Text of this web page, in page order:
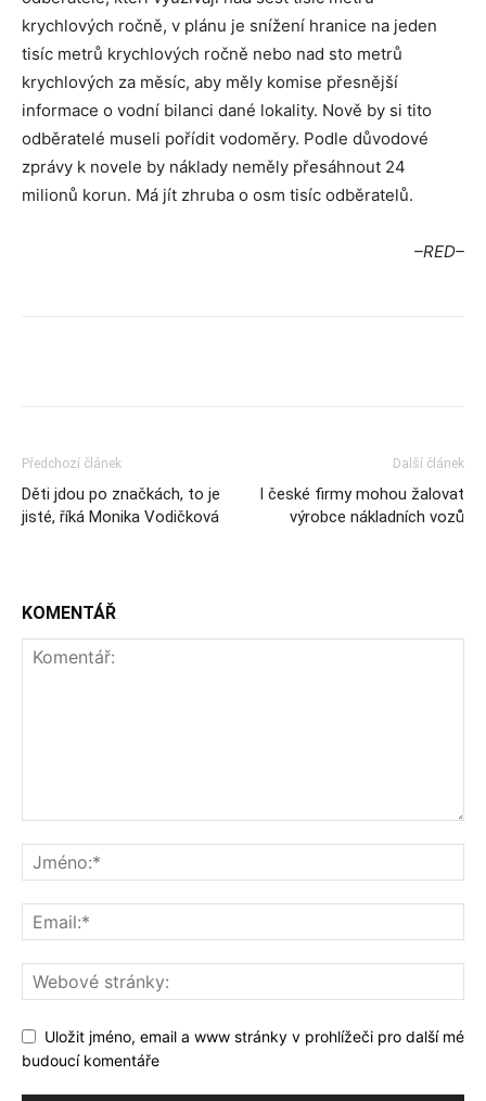
krychlových ročně, v plánu je snížení hranice na jeden
tisíc metrů krychlových ročně nebo nad sto metrů
krychlových za měsíc, aby měly komise přesnější
informace o vodní bilanci dané lokality. Nově by si tito
odběratelé museli pořídit vodoměry. Podle důvodové
zprávy k novele by náklady neměly přesáhnout 24
milionů korun. Má jít zhruba o osm tisíc odběratelů.
–RED–
Předchozí článek
Děti jdou po značkách, to je
jisté, říká Monika Vodičková
Další článek
I české firmy mohou žalovat
výrobce nákladních vozů
KOMENTÁŘ
Uložit jméno, email a www stránky v prohlížeči pro další mé
budoucí komentáře